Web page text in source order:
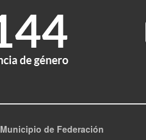
Municipio de Federación